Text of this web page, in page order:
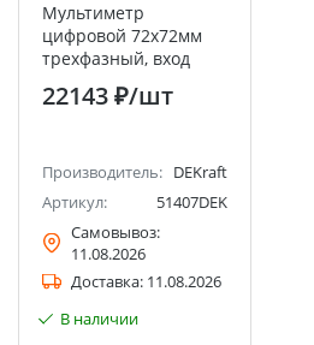
Мультиметр
цифровой 72х72мм
трехфазный, вход
100В 1А, RS485, LED-
дисплей МТ-72D
22143 ₽/шт
Производитель: DEKraft
Артикул:
51407DEK
Самовывоз:
11.08.2026
Доставка: 11.08.2026
В наличии